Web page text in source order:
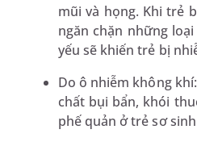
mũi và họng. Khi trẻ
ngăn chặn những
yếu sẽ khiến trẻ bị
Do ô nhiễm không
chất bụi bẩn, khói
phế quản ở trẻ sơ